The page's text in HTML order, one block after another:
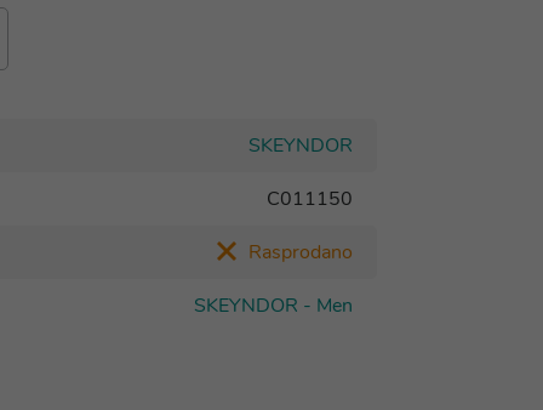
SKEYNDOR
C011150
Rasprodano
SKEYNDOR - Men